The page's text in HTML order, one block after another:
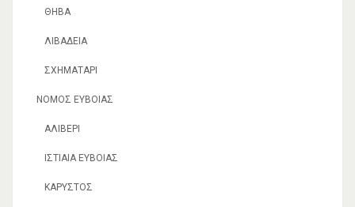
ΘΉΒΑ
ΛΙΒΑΔΕΙΆ
ΣΧΗΜΑΤΆΡΙ
ΝΟΜΌΣ ΕΥΒΟΊΑΣ
ΑΛΙΒΈΡΙ
ΙΣΤΙΑΊΑ ΕΥΒΟΊΑΣ
ΚΆΡΥΣΤΟΣ